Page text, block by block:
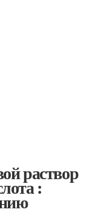
раствор
: